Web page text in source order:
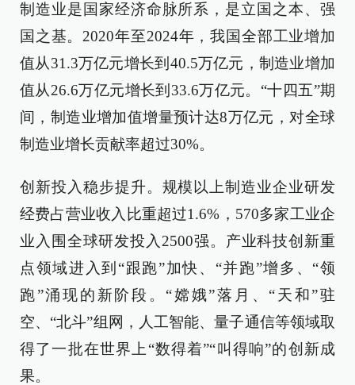
制造业是国家经济命脉所系，是立国之本、强
国之基。2020年至2024年，我国全部工业增加
值从31.3万亿元增长到40.5万亿元，制造业增加
值从26.6万亿元增长到33.6万亿元。“十四五”期
间，制造业增加值增量预计达8万亿元，对全球
制造业增长贡献率超过30%。
创新投入稳步提升。规模以上制造业企业研发
经费占营业收入比重超过1.6%，570多家工业企
业入围全球研发投入2500强。产业科技创新重
点领域进入到“跟跑”加快、“并跑”增多、“领
跑”涌现的新阶段。“嫦娥”落月、“天和”驻
空、“北斗”组网，人工智能、量子通信等领域取
得了一批在世界上“数得着”“叫得响”的创新成
果。